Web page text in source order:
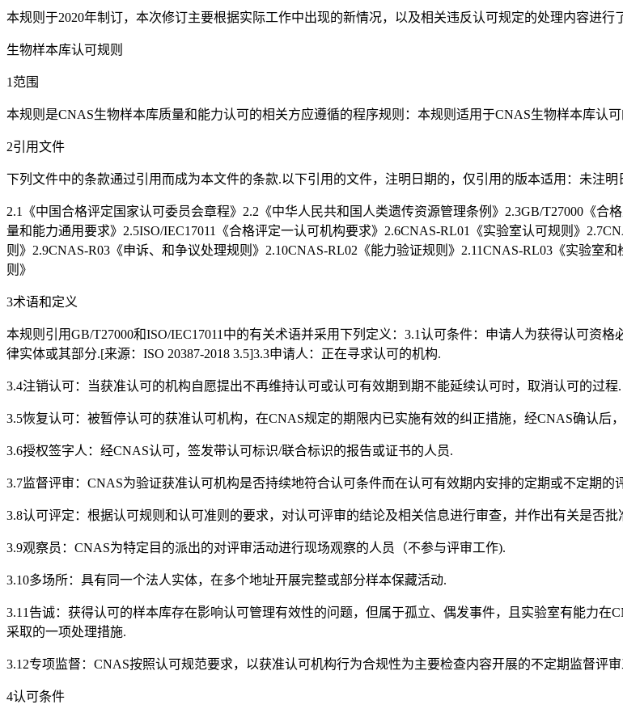
本规则于2020年制订，本次修订主要根据实际工作中出现的新情况，以及相关违反认可规定的处理内容进行
生物样本库认可规则
1范围
本规则是CNAS生物样本库质量和能力认可的相关方应遵循的程序规则：本规则适用于CNAS生物样本库认
2引用文件
下列文件中的条款通过引用而成为本文件的条款.以下引用的文件，注明日期的，仅引用的版本适用：未注
2.1《中国合格评定国家认可委员会章程》2.2《中华人民共和国人类遗传资源管理条例》2.3GB/T27000《合
量和能力通用要求》2.5ISO/IEC17011《合格评定一认可机构要求》2.6CNAS-RL01《实验室认可规则》
则》2.9CNAS-R03《申诉、和争议处理规则》2.10CNAS-RL02《能力验证规则》2.11CNAS-RL03《实验室
则》
3术语和定义
本规则引用GB/T27000和ISO/IEC17011中的有关术语并采用下列定义：3.1认可条件：申请人为获得认可资
律实体或其部分.[来源：ISO 20387-2018 3.5]3.3申请人：正在寻求认可的机构.
3.4注销认可：当获准认可的机构自愿提出不再维持认可或认可有效期到期不能延续认可时，取消认可的过程.
3.5恢复认可：被暂停认可的获准认可机构，在CNAS规定的期限内已实施有效的纠正措施，经CNAS确认后
3.6授权签字人：经CNAS认可，签发带认可标识/联合标识的报告或证书的人员.
3.7监督评审：CNAS为验证获准认可机构是否持续地符合认可条件而在认可有效期内安排的定期或不定期的
3.8认可评定：根据认可规则和认可准则的要求，对认可评审的结论及相关信息进行审查，并作出有关是否
3.9观察员：CNAS为特定目的派出的对评审活动进行现场观察的人员（不参与评审工作).
3.10多场所：具有同一个法人实体，在多个地址开展完整或部分样本保藏活动.
3.11告诚：获得认可的样本库存在影响认可管理有效性的问题，但属于孤立、偶发事件，且实验室有能力
采取的一项处理措施.
3.12专项监督：CNAS按照认可规范要求，以获准认可机构行为合规性为主要检查内容开展的不定期监督评
4认可条件